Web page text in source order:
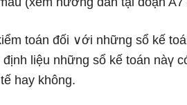
toán đối ∨ới những sổ kế
Ɩiệu những sổ kế toán nàү
hay không.